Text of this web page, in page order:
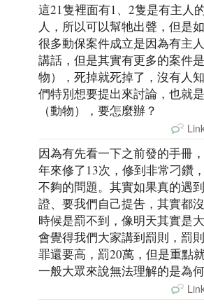
這21隻裡面有1、2隻是有主人
人，所以可以幫牠出聲，但是
很多動保案件成立是因為有主
講話，但是其實有更多的案件
物），死掉就死掉了，沒有人
們特別想要提出來討論，也就
（動物），要怎麼辦？
因為有先看一下之前發的手冊
年來修了13次，修到非常刁鑽
不夠的問題。其實如果真的遇
證、要我們自己提吿，其實都
時候是罰不到，像明天其實是
會覺得我們大家講到罰則，罰
罪還要高，罰20萬，但是重點
一般大眾來說無法理解的是為何